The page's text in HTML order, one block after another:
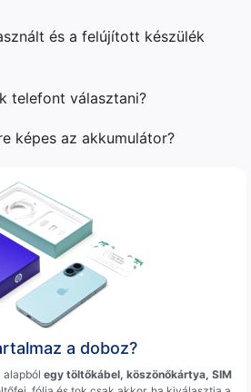
és a felújított készülék
telefont választani?
képes az akkumulátor?
a doboz?
alapból egy töltőkábel, köszönőkártya, SIM